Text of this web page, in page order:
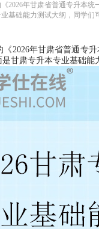
2026年甘肃省普通专升本
基础能力测试大纲，同学们
年甘肃省普通专升
甘肃专升本专业基础能